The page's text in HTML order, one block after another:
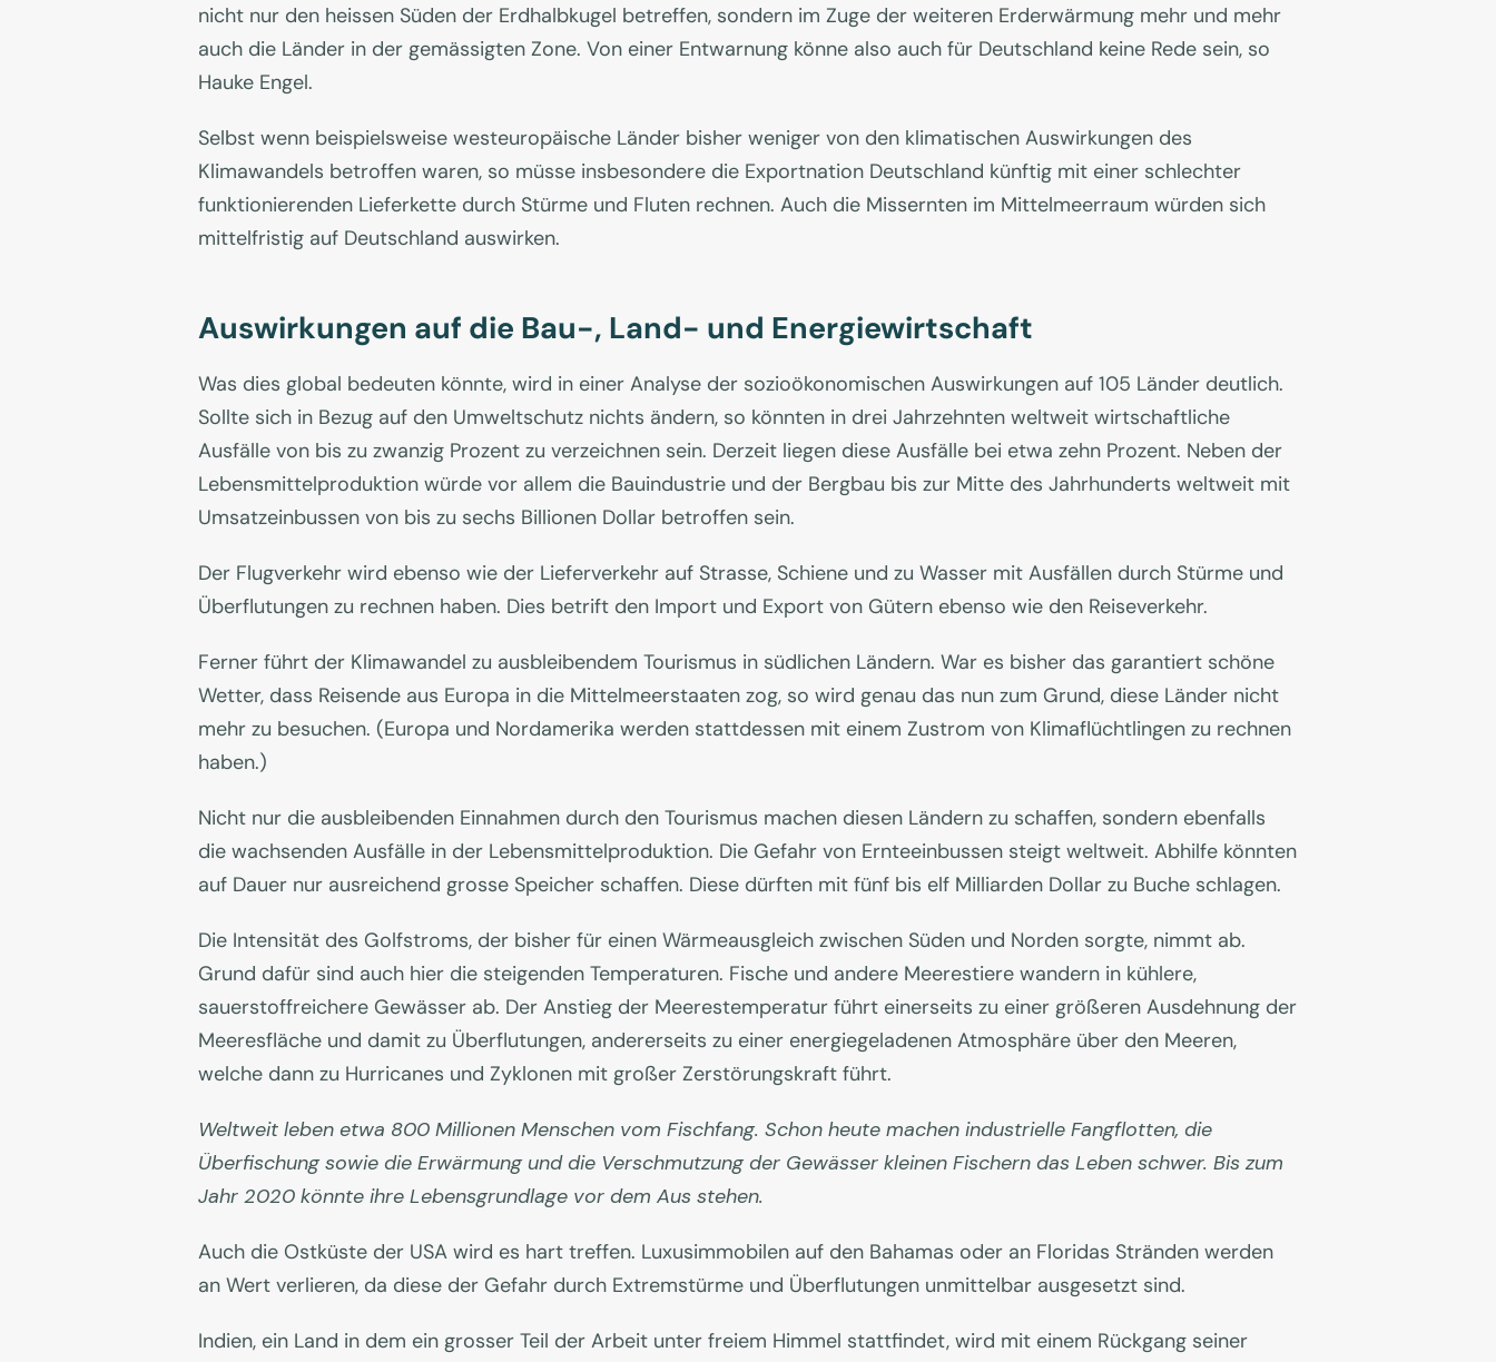
nicht nur den heissen Süden der Erdhalbkugel betreffen, sondern im Zuge der weiteren Erderwärmung mehr und mehr
auch die Länder in der gemässigten Zone. Von einer Entwarnung könne also auch für Deutschland keine Rede sein, so
Hauke Engel.
Selbst wenn beispielsweise westeuropäische Länder bisher weniger von den klimatischen Auswirkungen des
Klimawandels betroffen waren, so müsse insbesondere die Exportnation Deutschland künftig mit einer schlechter
funktionierenden Lieferkette durch Stürme und Fluten rechnen. Auch die Missernten im Mittelmeerraum würden sich
mittelfristig auf Deutschland auswirken.
Auswirkungen auf die Bau-, Land- und Energiewirtschaft
Was dies global bedeuten könnte, wird in einer Analyse der sozioökonomischen Auswirkungen auf 105 Länder deutlich.
Sollte sich in Bezug auf den Umweltschutz nichts ändern, so könnten in drei Jahrzehnten weltweit wirtschaftliche
Ausfälle von bis zu zwanzig Prozent zu verzeichnen sein. Derzeit liegen diese Ausfälle bei etwa zehn Prozent. Neben der
Lebensmittelproduktion würde vor allem die Bauindustrie und der Bergbau bis zur Mitte des Jahrhunderts weltweit mit
Umsatzeinbussen von bis zu sechs Billionen Dollar betroffen sein.
Der Flugverkehr wird ebenso wie der Lieferverkehr auf Strasse, Schiene und zu Wasser mit Ausfällen durch Stürme und
Überflutungen zu rechnen haben. Dies betrift den Import und Export von Gütern ebenso wie den Reiseverkehr.
Ferner führt der Klimawandel zu ausbleibendem Tourismus in südlichen Ländern. War es bisher das garantiert schöne
Wetter, dass Reisende aus Europa in die Mittelmeerstaaten zog, so wird genau das nun zum Grund, diese Länder nicht
mehr zu besuchen. (Europa und Nordamerika werden stattdessen mit einem Zustrom von Klimaflüchtlingen zu rechnen
haben.)
Nicht nur die ausbleibenden Einnahmen durch den Tourismus machen diesen Ländern zu schaffen, sondern ebenfalls
die wachsenden Ausfälle in der Lebensmittelproduktion. Die Gefahr von Ernteeinbussen steigt weltweit. Abhilfe könnten
auf Dauer nur ausreichend grosse Speicher schaffen. Diese dürften mit fünf bis elf Milliarden Dollar zu Buche schlagen.
Die Intensität des Golfstroms, der bisher für einen Wärmeausgleich zwischen Süden und Norden sorgte, nimmt ab.
Grund dafür sind auch hier die steigenden Temperaturen. Fische und andere Meerestiere wandern in kühlere,
sauerstoffreichere Gewässer ab. Der Anstieg der Meerestemperatur führt einerseits zu einer größeren Ausdehnung der
Meeresfläche und damit zu Überflutungen, andererseits zu einer energiegeladenen Atmosphäre über den Meeren,
welche dann zu Hurricanes und Zyklonen mit großer Zerstörungskraft führt.
Weltweit leben etwa 800 Millionen Menschen vom Fischfang. Schon heute machen industrielle Fangflotten, die
Überfischung sowie die Erwärmung und die Verschmutzung der Gewässer kleinen Fischern das Leben schwer. Bis zum
Jahr 2020 könnte ihre Lebensgrundlage vor dem Aus stehen.
Auch die Ostküste der USA wird es hart treffen. Luxusimmobilen auf den Bahamas oder an Floridas Stränden werden
an Wert verlieren, da diese der Gefahr durch Extremstürme und Überflutungen unmittelbar ausgesetzt sind.
Indien, ein Land in dem ein grosser Teil der Arbeit unter freiem Himmel stattfindet, wird mit einem Rückgang seiner